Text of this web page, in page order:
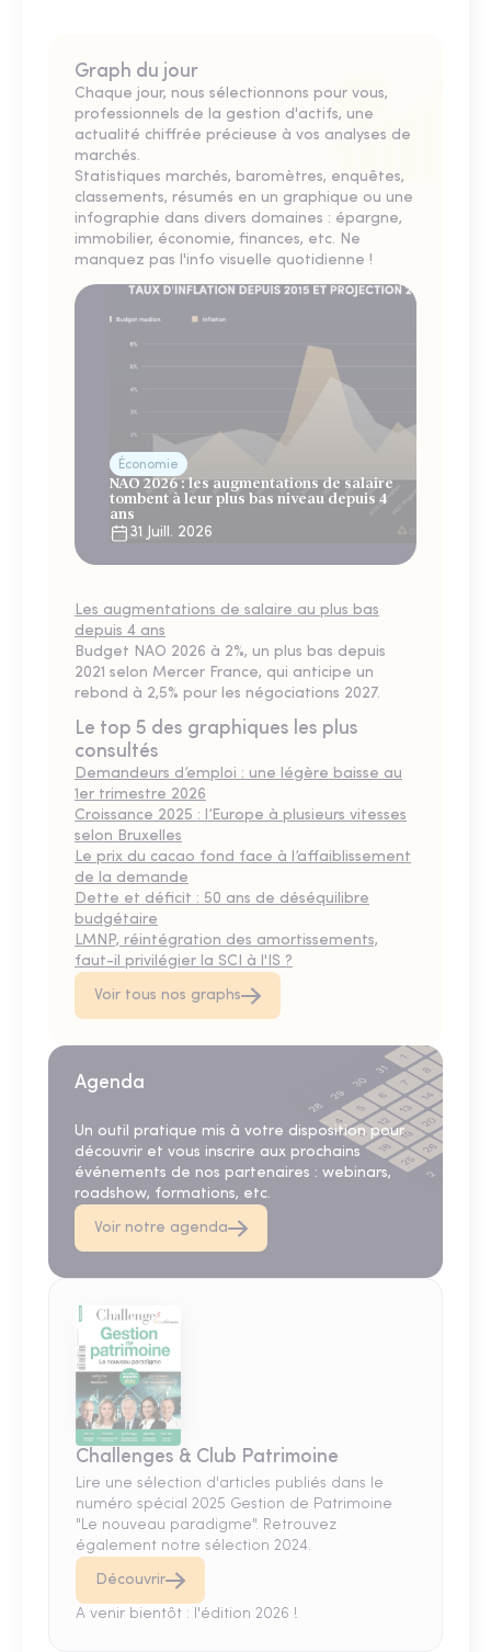
Graph du jour
Chaque jour, nous sélectionnons pour vous,
professionnels de la gestion d'actifs, une
actualité chiffrée précieuse à vos analyses de
marchés.
Statistiques marchés, baromètres, enquêtes,
classements, résumés en un graphique ou une
infographie dans divers domaines : épargne,
immobilier, économie, finances, etc. Ne
manquez pas l'info visuelle quotidienne !
Économie
NAO 2026 : les augmentations de salaire
tombent à leur plus bas niveau depuis 4
ans
31 Juill. 2026
Les augmentations de salaire au plus bas
depuis 4 ans
Budget NAO 2026 à 2%, un plus bas depuis
2021 selon Mercer France, qui anticipe un
rebond à 2,5% pour les négociations 2027.
Le top 5 des graphiques les plus
consultés
Demandeurs d’emploi : une légère baisse au
1er trimestre 2026
Croissance 2025 : l’Europe à plusieurs vitesses
selon Bruxelles
Le prix du cacao fond face à l’affaiblissement
de la demande
Dette et déficit : 50 ans de déséquilibre
budgétaire
LMNP, réintégration des amortissements,
faut-il privilégier la SCI à l'IS ?
Voir tous nos graphs
Agenda
Un outil pratique mis à votre disposition pour
découvrir et vous inscrire aux prochains
événements de nos partenaires : webinars,
roadshow, formations, etc.
Voir notre agenda
Challenges & Club Patrimoine
Lire une sélection d'articles publiés dans le
numéro spécial 2025 Gestion de Patrimoine
"Le nouveau paradigme". Retrouvez
également notre sélection 2024.
Découvrir
A venir bientôt : l'édition 2026 !